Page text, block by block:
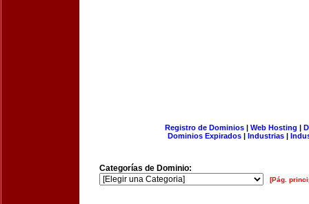
Registro de Dominios| Web Hosting |
Dominios Expirados | Industrias |
Categorías de Dominio:
[Pág.